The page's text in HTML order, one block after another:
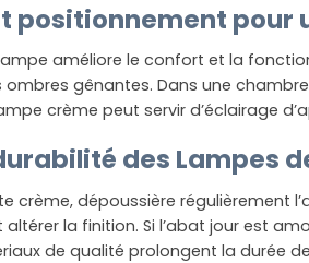
positionnement pour
améliore le confort et la
ombres gênantes. Dans une
crème peut servir d’éclairage
des Lampes
crème, dépoussière régulièrement
la finition. Si l’abat jour est
de qualité prolongent la durée